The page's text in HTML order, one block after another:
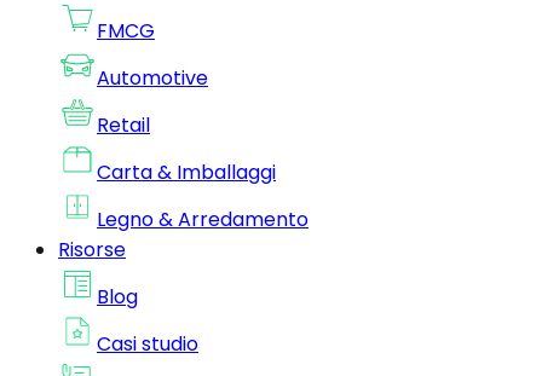
FMCG
Automotive
Retail
Carta & Imballaggi
Legno & Arredamento
Risorse
Blog
Casi studio